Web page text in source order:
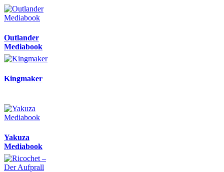
Outlander
Mediabook
Kingmaker
Yakuza
Mediabook